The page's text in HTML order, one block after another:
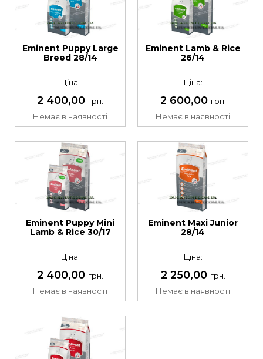
Eminent Puppy Large
Breed 28/14
Ціна:
2 400,00 грн.
Немає в наявності
Eminent Lamb & Rice
26/14
Ціна:
2 600,00 грн.
Немає в наявності
Eminent Puppy Mini
Lamb & Rice 30/17
Ціна:
2 400,00 грн.
Немає в наявності
Eminent Maxi Junior
28/14
Ціна:
2 250,00 грн.
Немає в наявності